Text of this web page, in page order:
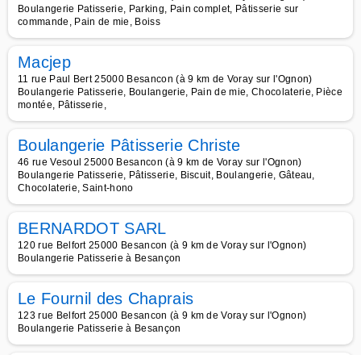
Boulangerie Patisserie, Parking, Pain complet, Pâtisserie sur
commande, Pain de mie, Boiss
Macjep
11 rue Paul Bert 25000 Besancon (à 9 km de Voray sur l'Ognon)
Boulangerie Patisserie, Boulangerie, Pain de mie, Chocolaterie, Pièce
montée, Pâtisserie,
Boulangerie Pâtisserie Christe
46 rue Vesoul 25000 Besancon (à 9 km de Voray sur l'Ognon)
Boulangerie Patisserie, Pâtisserie, Biscuit, Boulangerie, Gâteau,
Chocolaterie, Saint-hono
BERNARDOT SARL
120 rue Belfort 25000 Besancon (à 9 km de Voray sur l'Ognon)
Boulangerie Patisserie à Besançon
Le Fournil des Chaprais
123 rue Belfort 25000 Besancon (à 9 km de Voray sur l'Ognon)
Boulangerie Patisserie à Besançon